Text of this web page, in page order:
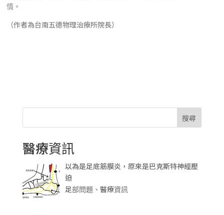
情。
（作者為台南五德物理治療所院長）
搜尋
醫療資訊
以為是足底筋膜炎，原來是巴克斯特神經壓
迫
足部問題、醫療資訊